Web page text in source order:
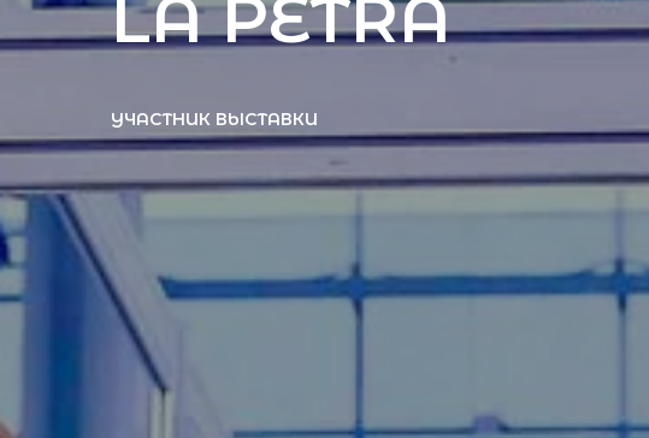
LA PETRA
УЧАСТНИК ВЫСТАВКИ